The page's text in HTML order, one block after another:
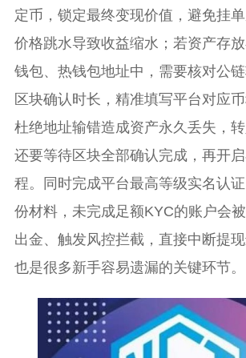
定币，锁定最终变现价值，避免挂
价格跳水导致收益缩水；若资产存
钱包、热钱包地址中，需要核对公链
区块确认时长，精准填写平台对应币
杜绝地址输错造成资产永久丢失，
还要等待区块全部确认完成，再开
程。同时完成平台最高等级实名认
份材料，未完成足额KYC的账户会
出金、触发风控拦截，直接中断提
也是很多新手容易遗漏的关键环节。